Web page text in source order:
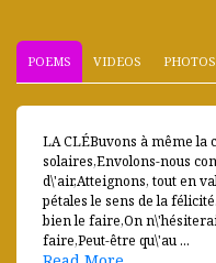
POEMS VIDEOS PHOTOS
LA CLÉBuvons à même la
solaires,Envolons-nous
d\'air,Atteignons, tout en
pétales le sens de la
bien le faire,On
faire,Peut-être qu\'au ...